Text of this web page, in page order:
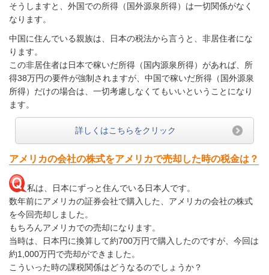
そうしますと、外国での所得（国外源泉所得）は一切関係がなく
なります。
中国に住んでいる親族は、日本の税法から言うと、非居住者にな
ります。
この非居住者は日本で稼いだ所得（国内源泉所得）があれば、所
得38万円の要件が強制されますが、中国で稼いだ所得（国外源泉
所得）だけの場合は、一切考慮しなくてもいいということになり
ます。
詳しくはこちらをクリック
アメリカの会社の株式をアメリカで売却した時の税金は？
私は、日本にずっと住んでいる日本人です。
数年前にアメリカの証券会社で購入した、アメリカの会社の株式
を今回売却しました。
もちろんアメリカでの売却になります。
当時は、日本円に換算して約700万円で購入したのですが、今回は
約1,000万円で売却ができました。
こういった時の課税関係はどうなるのでしょうか？